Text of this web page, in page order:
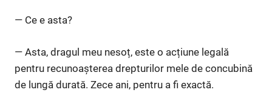
— Ce e asta?
— Asta, dragul meu nesoț, este o acțiune legală
pentru recunoașterea drepturilor mele de concubină
de lungă durată. Zece ani, pentru a fi exactă.